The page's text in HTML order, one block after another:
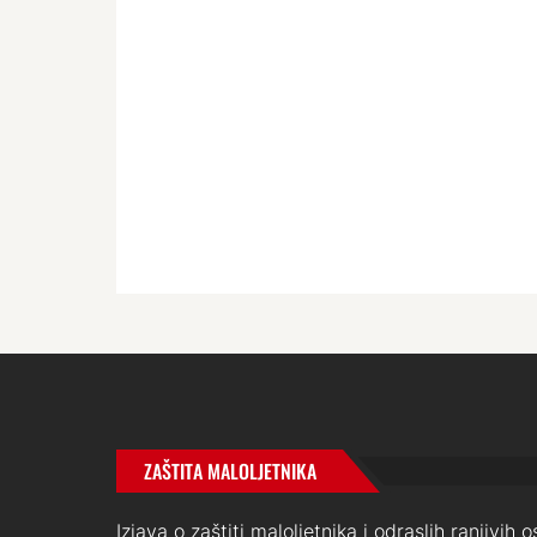
ZAŠTITA MALOLJETNIKA
Izjava o zaštiti maloljetnika i odraslih ranjivih